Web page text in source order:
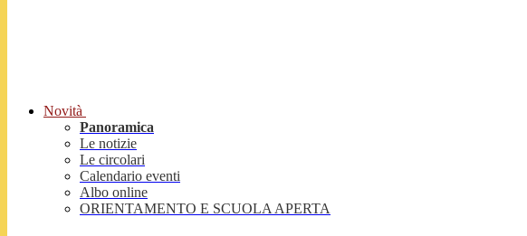
Novità
Panoramica
Le notizie
Le circolari
Calendario eventi
Albo online
ORIENTAMENTO E SCUOLA APERTA